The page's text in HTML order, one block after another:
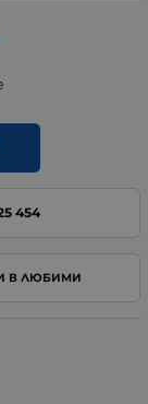
454
В ЛЮБИМИ